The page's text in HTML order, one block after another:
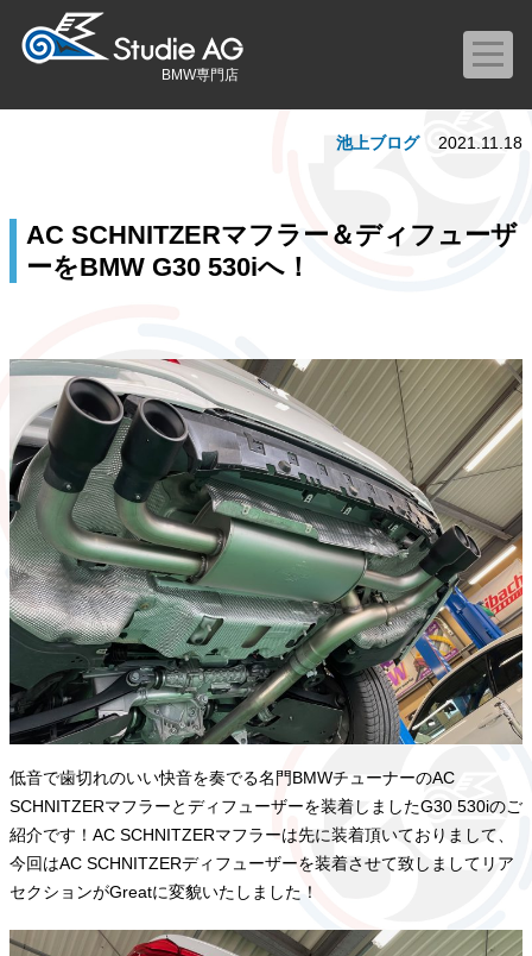
BMW専門店
AC SCHNITZERマフラー＆ディフューザ
ーをBMW G30 530iへ！
池上ブログ 2021.11.18
低音で歯切れのいい快音を奏でる名門BMWチューナーのAC
SCHNITZERマフラーとディフューザーを装着しましたG30 530iのご
紹介です！AC SCHNITZERマフラーは先に装着頂いておりまして、
今回はAC SCHNITZERディフューザーを装着させて致しましてリア
セクションがGreatに変貌いたしました！